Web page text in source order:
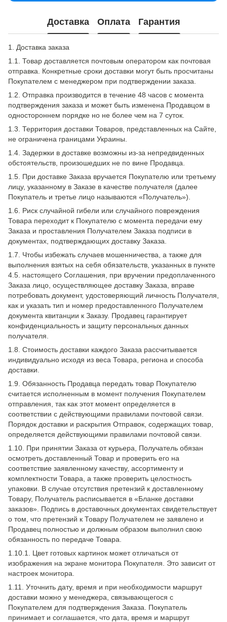
Доставка Оплата Гарантия
1. Доставка заказа
1.1. Товар доставляется почтовым оператором как почтовая
отправка. Конкретные сроки доставки могут быть просчитаны
Покупателем с менеджером при подтверждении заказа.
1.2. Отправка производится в течение 48 часов с момента
подтверждения заказа и может быть изменена Продавцом в
одностороннем порядке но не более чем на 7 суток.
1.3. Территория доставки Товаров, представленных на Сайте,
не ограничена границами Украины.
1.4. Задержки в доставке возможны из-за непредвиденных
обстоятельств, произошедших не по вине Продавца.
1.5. При доставке Заказа вручается Покупателю или третьему
лицу, указанному в Заказе в качестве получателя (далее
Покупатель и третье лицо называются «Получатель»).
1.6. Риск случайной гибели или случайного повреждения
Товара переходит к Покупателю с момента передачи ему
Заказа и проставления Получателем Заказа подписи в
документах, подтверждающих доставку Заказа.
1.7. Чтобы избежать случаев мошенничества, а также для
выполнения взятых на себя обязательств, указанных в пункте
4.5. настоящего Соглашения, при вручении предоплаченного
Заказа лицо, осуществляющее доставку Заказа, вправе
потребовать документ, удостоверяющий личность Получателя,
как и указать тип и номер предоставленного Получателем
документа квитанции к Заказу. Продавец гарантирует
конфиденциальность и защиту персональных данных
получателя.
1.8. Стоимость доставки каждого Заказа рассчитывается
индивидуально исходя из веса Товара, региона и способа
доставки.
1.9. Обязанность Продавца передать товар Покупателю
считается исполненным в момент получения Покупателем
отправления, так как этот момент определяется в
соответствии с действующими правилами почтовой связи.
Порядок доставки и раскрытия Отправок, содержащих товар,
определяется действующими правилами почтовой связи.
1.10. При принятии Заказа от курьера, Получатель обязан
осмотреть доставленный Товар и проверить его на
соответствие заявленному качеству, ассортименту и
комплектности Товара, а также проверить целостность
упаковки. В случае отсутствия претензий к доставленному
Товару, Получатель расписывается в «Бланке доставки
заказов». Подпись в доставочных документах свидетельствует
о том, что претензий к Товару Получателем не заявлено и
Продавец полностью и должным образом выполнил свою
обязанность по передаче Товара.
1.10.1. Цвет готовых картинок может отличаться от
изображения на экране монитора Покупателя. Это зависит от
настроек монитора.
1.11. Уточнить дату, время и при необходимости маршрут
доставки можно у менеджера, связывающегося с
Покупателем для подтверждения Заказа. Покупатель
принимает и соглашается, что дата, время и маршрут